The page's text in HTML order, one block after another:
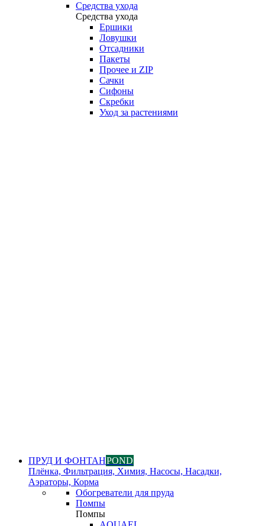
Средства ухода
Средства ухода
Ершики
Ловушки
Отсадники
Пакеты
Прочее и ZIP
Сачки
Сифоны
Скребки
Уход за растениями
ПРУД И ФОНТАНPOND
Плёнка, Фильтрация, Химия, Насосы, Насадки,
Аэраторы, Корма
Обогреватели для пруда
Помпы
Помпы